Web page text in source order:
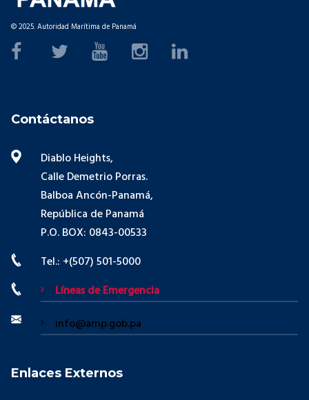
© 2025. Autoridad Marítima de Panamá
Contáctanos
Diablo Heights,
Calle Demetrio Porras.
Balboa Ancón-Panamá,
República de Panamá
P.O. BOX: 0843-00533
Tel.: +(507) 501-5000
Líneas de Emergencia
info@amp.gob.pa
Enlaces Externos